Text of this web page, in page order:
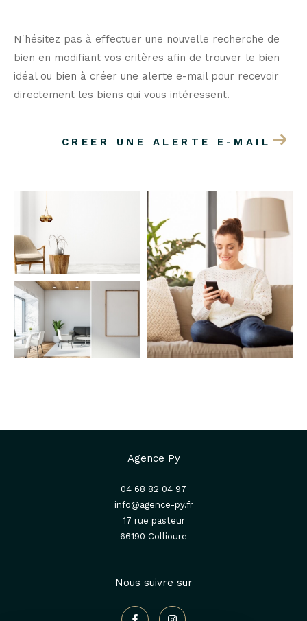
N'hésitez pas à effectuer une nouvelle recherche de
bien en modifiant vos critères afin de trouver le bien
idéal ou bien à créer une alerte e-mail pour recevoir
directement les biens qui vous intéressent.
CREER UNE ALERTE E-MAIL
Agence Py
04 68 82 04 97
info@agence-py.fr
17 rue pasteur
66190
collioure
Nous suivre sur